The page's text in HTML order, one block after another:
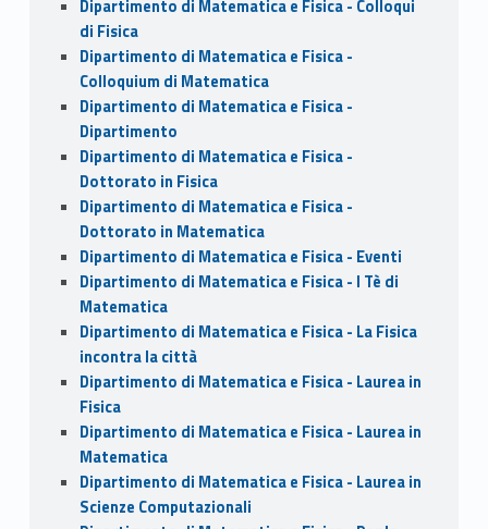
Dipartimento di Matematica e Fisica - Colloqui
di Fisica
Dipartimento di Matematica e Fisica -
Colloquium di Matematica
Dipartimento di Matematica e Fisica -
Dipartimento
Dipartimento di Matematica e Fisica -
Dottorato in Fisica
Dipartimento di Matematica e Fisica -
Dottorato in Matematica
Dipartimento di Matematica e Fisica - Eventi
Dipartimento di Matematica e Fisica - I Tè di
Matematica
Dipartimento di Matematica e Fisica - La Fisica
incontra la città
Dipartimento di Matematica e Fisica - Laurea in
Fisica
Dipartimento di Matematica e Fisica - Laurea in
Matematica
Dipartimento di Matematica e Fisica - Laurea in
Scienze Computazionali